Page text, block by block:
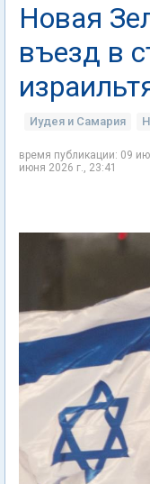
Новая
въезд в
Иудея и Самария
время публикации: 09
июня 2026 г., 23:41